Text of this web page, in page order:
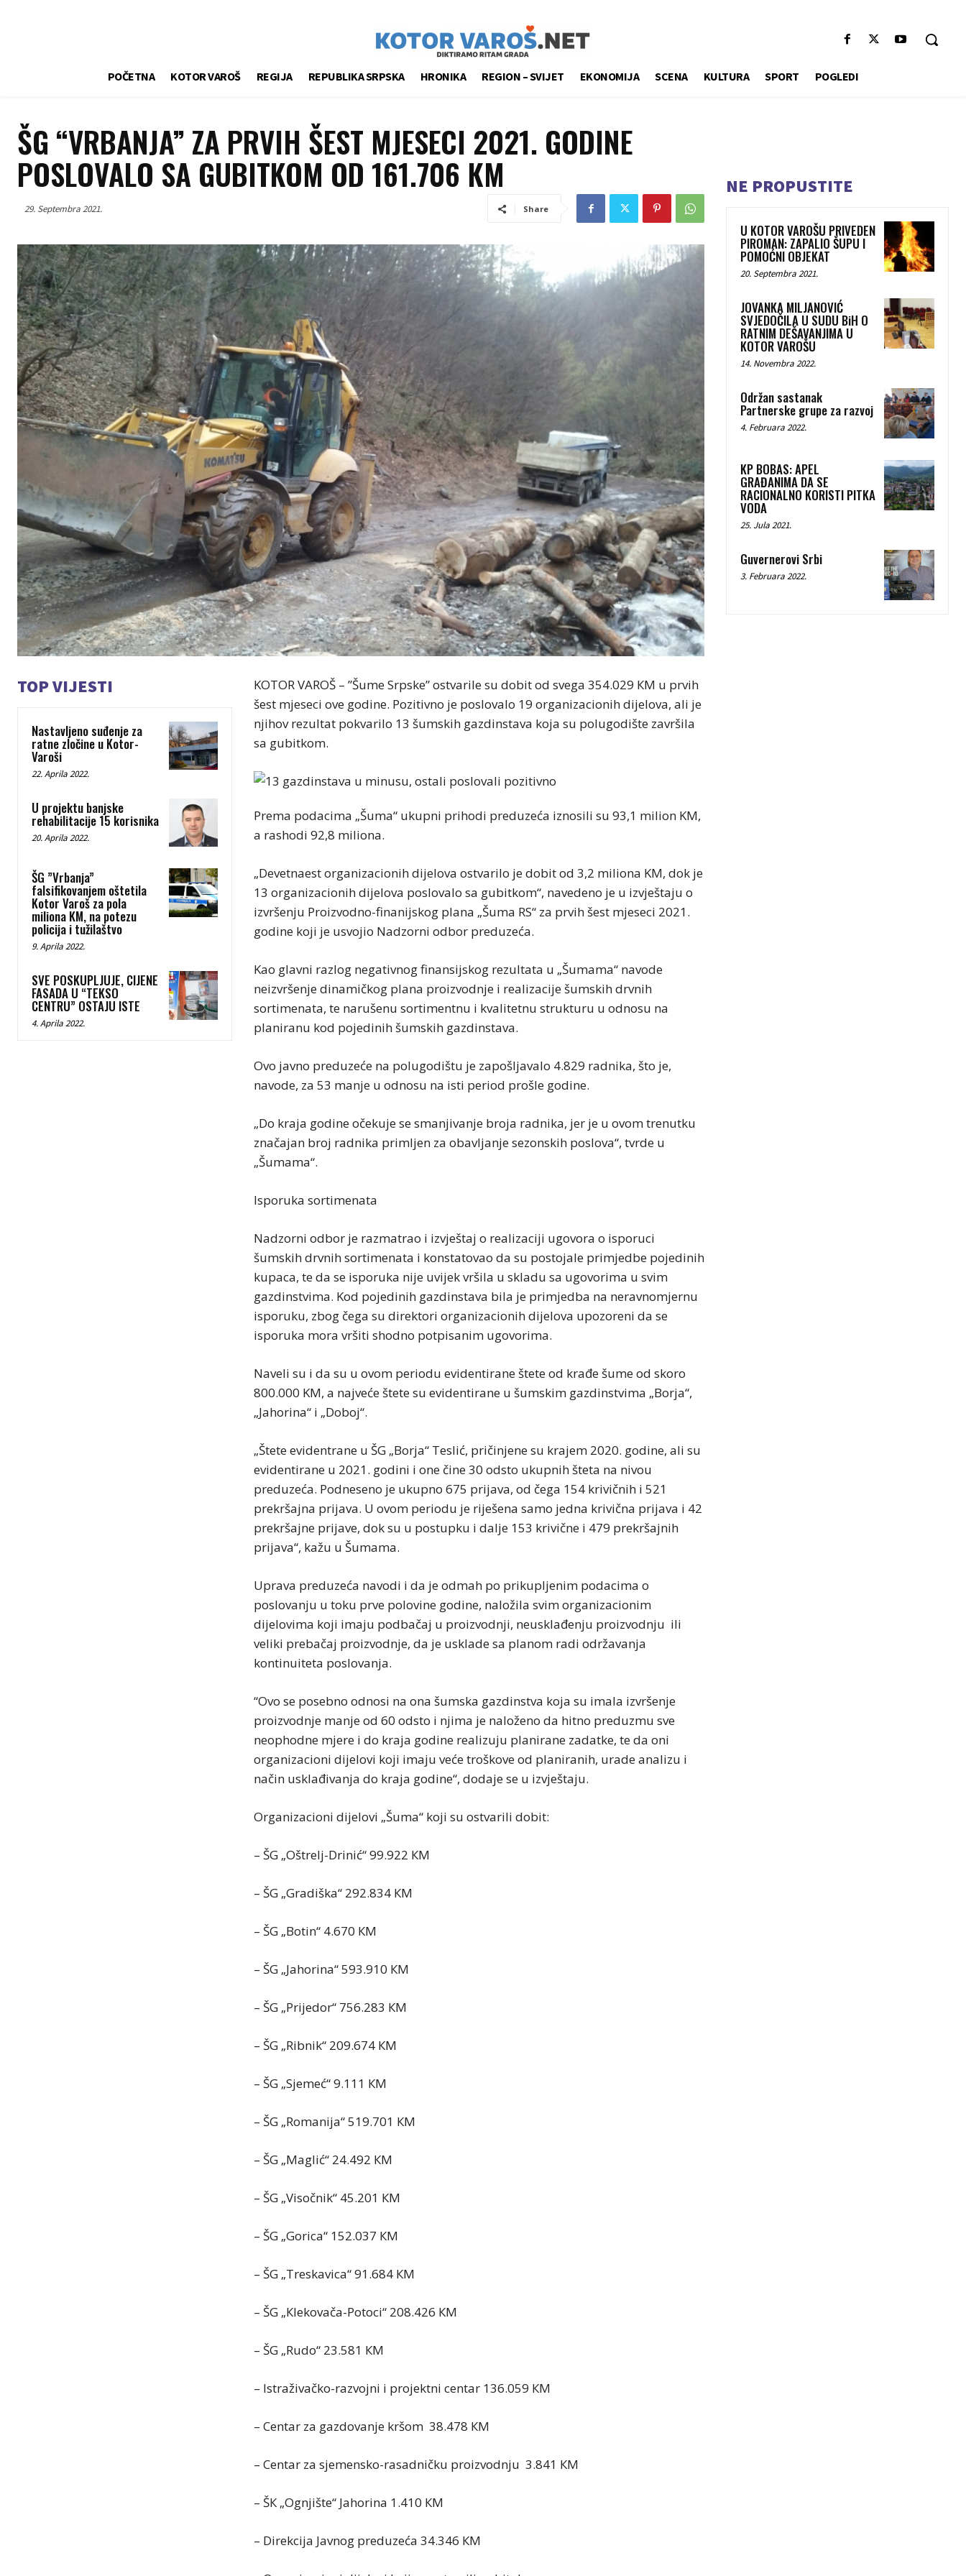
POČETNA KOTOR VAROŠ REGIJA REPUBLIKA SRPSKA HRONIKA REGION – SVIJET EKONOMIJA SCENA KULTURA SPORT POGLEDI
ŠG “VRBANJA” ZA PRVIH ŠEST MJESECI 2021. GODINE
POSLOVALO SA GUBITKOM OD 161.706 КM
29. Septembra 2021. Share
TOP VIJESTI
Nastavljeno suđenje za
ratne zločine u Kotor-
Varoši
22. Aprila 2022.
U projektu banjske
rehabilitacije 15 korisnika
20. Aprila 2022.
ŠG ”Vrbanja”
falsifikovanjem oštetila
Kotor Varoš za pola
miliona KM, na potezu
policija i tužilaštvo
9. Aprila 2022.
SVE POSKUPLJUJE, CIJENE
FASADA U “TEKSO
CENTRU” OSTAJU ISTE
4. Aprila 2022.
KOTOR VAROŠ – ”Šume Srpske” ostvarile su dobit od svega 354.029 КM u prvih
šest mjeseci ove godine. Pozitivno je poslovalo 19 organizacionih dijelova, ali je
njihov rezultat pokvarilo 13 šumskih gazdinstava koja su polugodište završila
sa gubitkom.
Prema podacima „Šuma“ ukupni prihodi preduzeća iznosili su 93,1 milion KM,
a rashodi 92,8 miliona.
„Devetnaest organizacionih dijelova ostvarilo je dobit od 3,2 miliona KM, dok je
13 organizacionih dijelova poslovalo sa gubitkom“, navedeno je u izvještaju o
izvršenju Proizvodno-finanijskog plana „Šuma RS“ za prvih šest mjeseci 2021.
godine koji je usvojio Nadzorni odbor preduzeća.
Kao glavni razlog negativnog finansijskog rezultata u „Šumama“ navode
neizvršenje dinamičkog plana proizvodnje i realizacije šumskih drvnih
sortimenata, te narušenu sortimentnu i kvalitetnu strukturu u odnosu na
planiranu kod pojedinih šumskih gazdinstava.
Ovo javno preduzeće na polugodištu je zapošljavalo 4.829 radnika, što je,
navode, za 53 manje u odnosu na isti period prošle godine.
„Do kraja godine očekuje se smanjivanje broja radnika, jer je u ovom trenutku
značajan broj radnika primljen za obavljanje sezonskih poslova“, tvrde u
„Šumama“.
Isporuka sortimenata
Nadzorni odbor je razmatrao i izvještaj o realizaciji ugovora o isporuci
šumskih drvnih sortimenata i konstatovao da su postojale primjedbe pojedinih
kupaca, te da se isporuka nije uvijek vršila u skladu sa ugovorima u svim
gazdinstvima. Kod pojedinih gazdinstava bila je primjedba na neravnomjernu
isporuku, zbog čega su direktori organizacionih dijelova upozoreni da se
isporuka mora vršiti shodno potpisanim ugovorima.
Naveli su i da su u ovom periodu evidentirane štete od krađe šume od skoro
800.000 KM, a najveće štete su evidentirane u šumskim gazdinstvima „Borja“,
„Jahorina“ i „Doboj“.
„Štete evidentrane u ŠG „Borja“ Teslić, pričinjene su krajem 2020. godine, ali su
evidentirane u 2021. godini i one čine 30 odsto ukupnih šteta na nivou
preduzeća. Podneseno je ukupno 675 prijava, od čega 154 krivičnih i 521
prekršajna prijava. U ovom periodu je riješena samo jedna krivična prijava i 42
prekršajne prijave, dok su u postupku i dalje 153 krivične i 479 prekršajnih
prijava“, kažu u Šumama.
Uprava preduzeća navodi i da je odmah po prikupljenim podacima o
poslovanju u toku prve polovine godine, naložila svim organizacionim
dijelovima koji imaju podbačaj u proizvodnji, neusklađenju proizvodnju ili
veliki prebačaj proizvodnje, da je usklade sa planom radi održavanja
kontinuiteta poslovanja.
“Ovo se posebno odnosi na ona šumska gazdinstva koja su imala izvršenje
proizvodnje manje od 60 odsto i njima je naloženo da hitno preduzmu sve
neophodne mjere i do kraja godine realizuju planirane zadatke, te da oni
organizacioni dijelovi koji imaju veće troškove od planiranih, urade analizu i
način usklađivanja do kraja godine“, dodaje se u izvještaju.
Organizacioni dijelovi „Šuma“ koji su ostvarili dobit:
– ŠG „Oštrelj-Drinić“ 99.922 КM
– ŠG „Gradiška“ 292.834 КM
– ŠG „Botin“ 4.670 КM
– ŠG „Jahorina“ 593.910 КM
– ŠG „Prijedor“ 756.283 КM
– ŠG „Ribnik“ 209.674 КM
– ŠG „Sjemeć“ 9.111 КM
– ŠG „Romanija“ 519.701 КM
– ŠG „Maglić“ 24.492 КM
– ŠG „Visočnik“ 45.201 КM
– ŠG „Gorica“ 152.037 КM
– ŠG „Treskavica“ 91.684 КM
– ŠG „Кlekovača-Potoci“ 208.426 КM
– ŠG „Rudo“ 23.581 КM
– Istraživačko-razvojni i projektni centar 136.059 КM
– Centar za gazdovanje kršom 38.478 КM
– Centar za sjemensko-rasadničku proizvodnju 3.841 КM
– ŠК „Ognjište“ Jahorina 1.410 КM
– Direkcija Javnog preduzeća 34.346 КM
NE PROPUSTITE
U KOTOR VAROŠU PRIVEDEN
PIROMAN: ZAPALIO ŠUPU I
POMOĆNI OBJEKAT
20. Septembra 2021.
JOVANKA MILJANOVIĆ
SVJEDOČILA U SUDU BiH O
RATNIM DEŠAVANJIMA U
KOTOR VAROŠU
14. Novembra 2022.
Održan sastanak
Partnerske grupe za razvoj
4. Februara 2022.
KP BOBAS: APEL
GRAĐANIMA DA SE
RACIONALNO KORISTI PITKA
VODA
25. Jula 2021.
Guvernerovi Srbi
3. Februara 2022.